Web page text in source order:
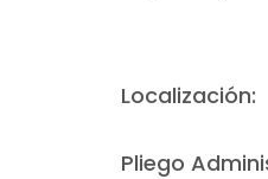
Localización:
Pliego